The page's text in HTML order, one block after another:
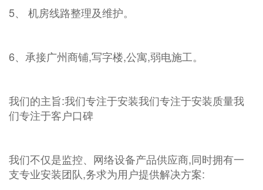
5、 机房线路整理及维护。
6、承接广州商铺,写字楼,公寓,弱电施工。
我们的主旨:我们专注于安装我们专注于安装质量我
们专注于客户口碑
我们不仅是监控、网络设备产品供应商,同时拥有一
支专业安装团队,务求为用户提供解决方案: